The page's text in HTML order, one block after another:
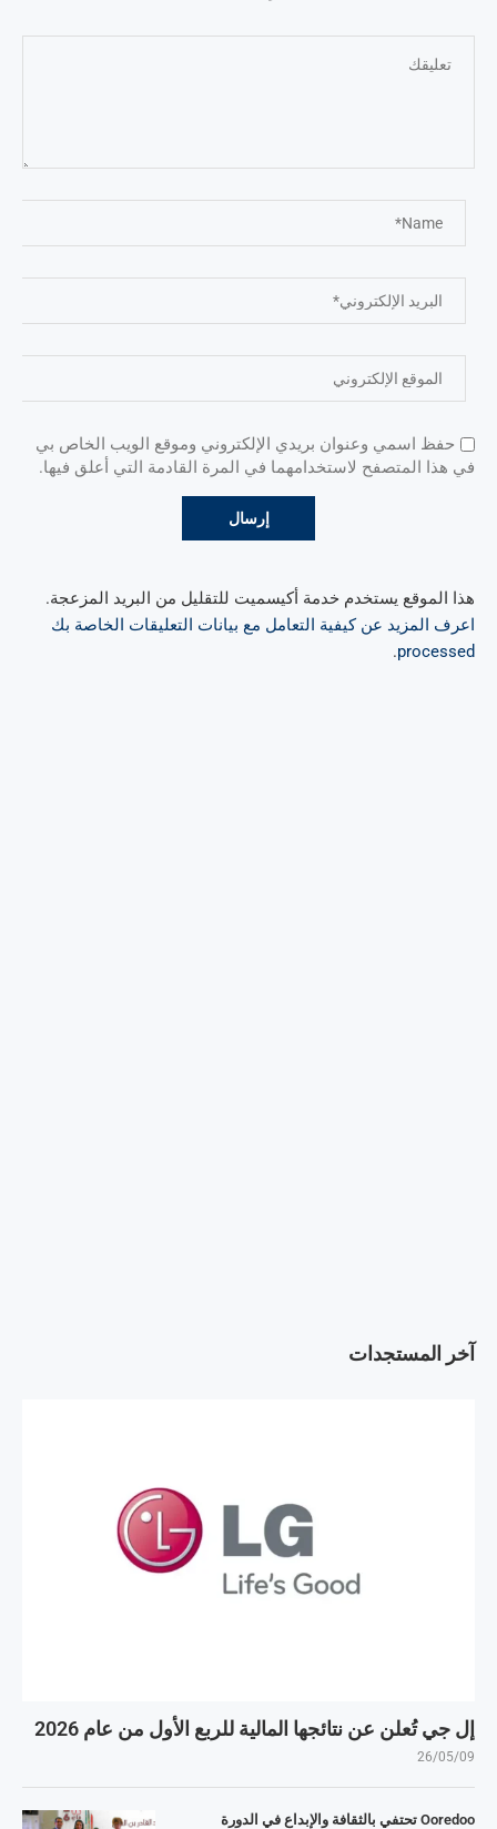
حفظ اسمي وعنوان بريدي الإلكتروني وموقع الويب الخاص بي
في هذا المتصفح لاستخدامهما في المرة القادمة التي أعلق فيها.
هذا الموقع يستخدم خدمة أكيسميت للتقليل من البريد المزعجة.
اعرف المزيد عن كيفية التعامل مع بيانات التعليقات الخاصة بك
processed
.
آخر المستجدات
إل جي تُعلن عن نتائجها المالية للربع الأول من عام 2026
26/05/09
Ooredoo تحتفي بالثقافة والإبداع في الدورة